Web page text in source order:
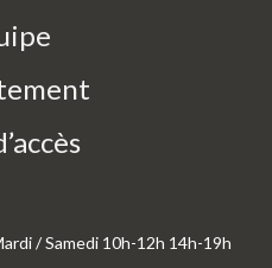
/ Samedi 10h-12h 14h-19h